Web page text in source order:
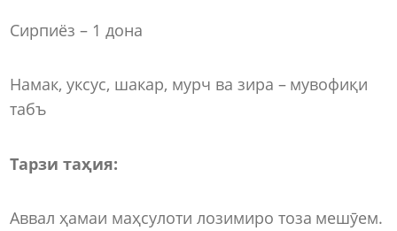
Сирпиёз – 1 дона
Намак, уксус, шакар, мурч ва зира – мувофиқи
табъ
Тарзи таҳия:
Аввал ҳамаи маҳсулоти лозимиро тоза мешӯем.